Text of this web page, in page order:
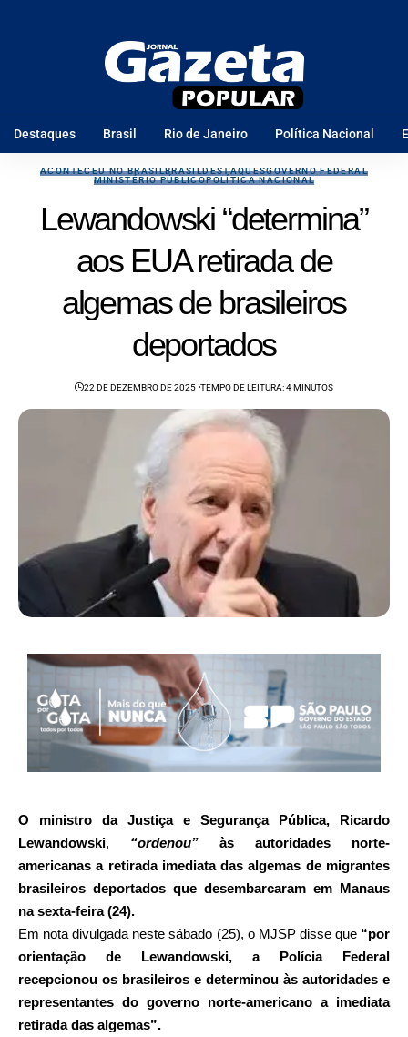
Destaques Brasil Rio de Janeiro Política Nacional
ACONTECEU NO BRASILBRASILDESTAQUESGOVERNO FEDERAL
MINISTÉRIO PÚBLICOPOLÍTICA NACIONAL
Lewandowski “determina”
aos EUA retirada de
algemas de brasileiros
deportados
22 DE DEZEMBRO DE 2025 TEMPO DE LEITURA: 4 MINUTOS
O
ministro da Justiça e Segurança Pública, Ricardo
Lewandowski, “ordenou”
às autoridades norte-
americanas a retirada imediata das algemas de migrantes
brasileiros deportados que desembarcaram em Manaus
na sexta-feira (24).
Em nota divulgada neste sábado (25), o MJSP disse que “por
orientação de Lewandowski, a Polícia Federal
recepcionou os brasileiros e determinou às autoridades e
representantes do governo norte-americano a imediata
retirada das algemas”.